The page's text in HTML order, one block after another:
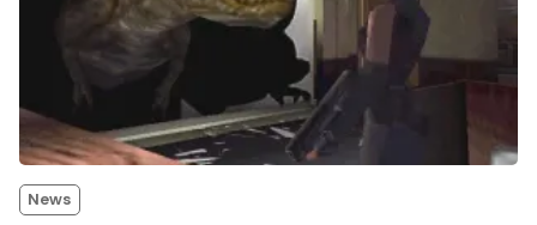
News